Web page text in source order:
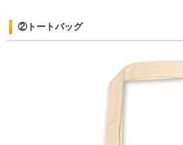
②トートバッグ